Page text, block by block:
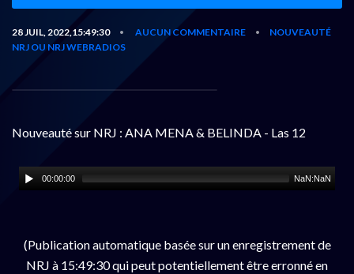
28 JUIL, 2022,15:49:30 • AUCUN COMMENTAIRE •
NOUVEAUTÉ
NRJ OU NRJ WEBRADIOS
Nouveauté sur NRJ : ANA MENA & BELINDA - Las 12
00:00:00 NaN:NaN
(Publication automatique basée sur un enregistrement de
NRJ à 15:49:30 qui peut potentiellement être erronné en